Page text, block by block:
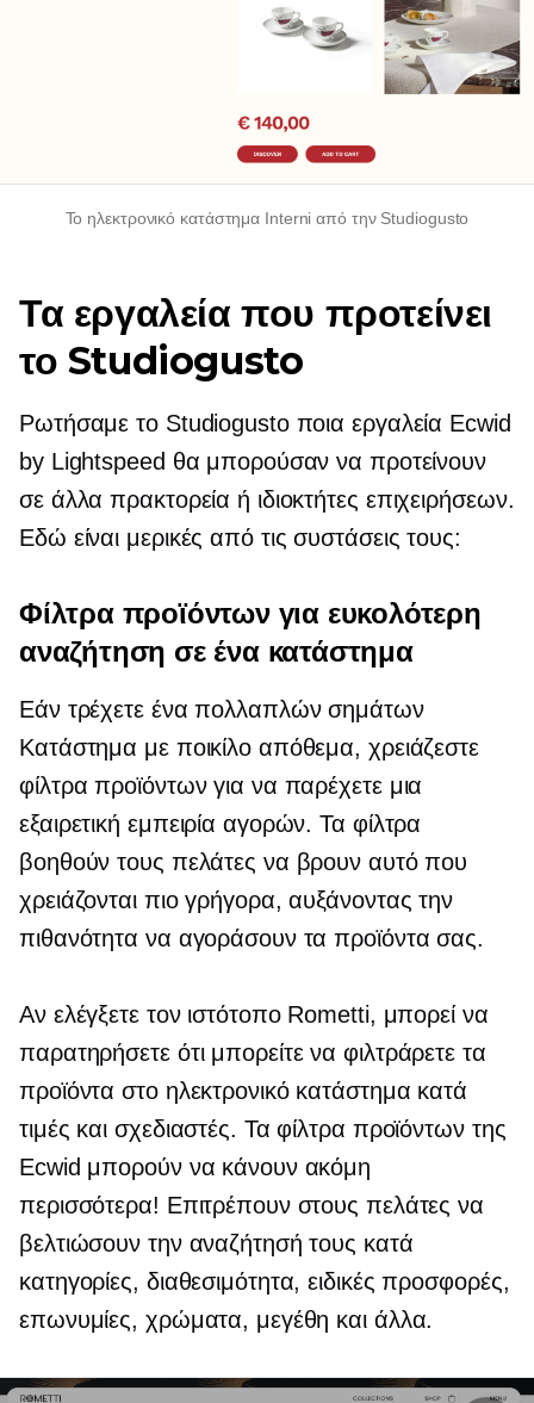
Το ηλεκτρονικό κατάστημα Interni από την Studiogusto
Τα εργαλεία που προτείνει
το Studiogusto
Ρωτήσαμε το Studiogusto ποια εργαλεία Ecwid
by Lightspeed θα μπορούσαν να προτείνουν
σε άλλα πρακτορεία ή ιδιοκτήτες επιχειρήσεων.
Εδώ είναι μερικές από τις συστάσεις τους:
Φίλτρα προϊόντων για ευκολότερη
αναζήτηση σε ένα κατάστημα
Εάν τρέχετε έναπολλαπλών σημάτων
Κατάστημα με ποικίλο απόθεμα, χρειάζεστε
φίλτρα προϊόντων για να παρέχετε μια
εξαιρετική εμπειρία αγορών. Τα φίλτρα
βοηθούν τους πελάτες να βρουν αυτό που
χρειάζονται πιο γρήγορα, αυξάνοντας την
πιθανότητα να αγοράσουν τα προϊόντα σας.
Αν ελέγξετε τον ιστότοπο Rometti, μπορεί να
παρατηρήσετε ότι μπορείτε να φιλτράρετε τα
προϊόντα στο ηλεκτρονικό κατάστημα κατά
τιμές και σχεδιαστές. Τα φίλτρα προϊόντων της
Ecwid μπορούν να κάνουν ακόμη
περισσότερα! Επιτρέπουν στους πελάτες να
βελτιώσουν την αναζήτησή τους κατά
κατηγορίες, διαθεσιμότητα, ειδικές προσφορές,
επωνυμίες, χρώματα, μεγέθη και άλλα.